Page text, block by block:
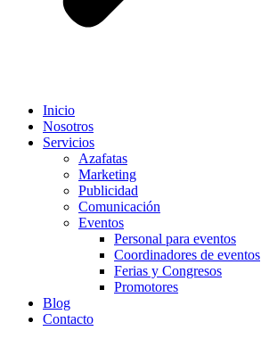
Inicio
Nosotros
Servicios
Azafatas
Marketing
Publicidad
Comunicación
Eventos
Personal para eventos
Coordinadores de eventos
Ferias y Congresos
Promotores
Blog
Contacto